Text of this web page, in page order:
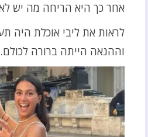
אחר כך היא הריחה מה יש
לראות את ליבי אוכלת היה
וההנאה הייתה ברורה לכולם.